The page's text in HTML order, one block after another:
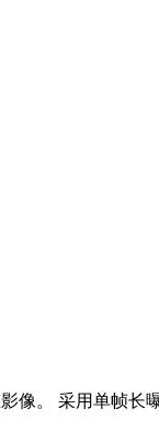
像。 采用单帧长